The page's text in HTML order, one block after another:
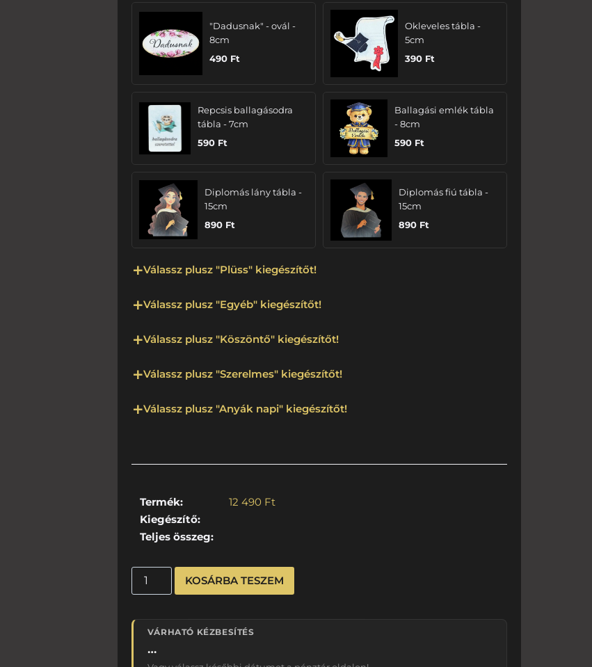
"Dadusnak" - ovál -
8cm
490 Ft
Okleveles tábla -
5cm
390 Ft
Repcsis ballagásodra
tábla - 7cm
590 Ft
Ballagási emlék tábla
- 8cm
590 Ft
Diplomás lány tábla -
15cm
890 Ft
Diplomás fiú tábla -
15cm
890 Ft
Válassz plusz "Plüss" kiegészítőt!
Válassz plusz "Egyéb" kiegészítőt!
Válassz plusz "Köszöntő" kiegészítőt!
Válassz plusz "Szerelmes" kiegészítőt!
Válassz plusz "Anyák napi" kiegészítőt!
Termék: 12 490 Ft
Kiegészítő:
Teljes összeg:
KOSÁRBA TESZEM
VÁRHATÓ KÉZBESÍTÉS
…